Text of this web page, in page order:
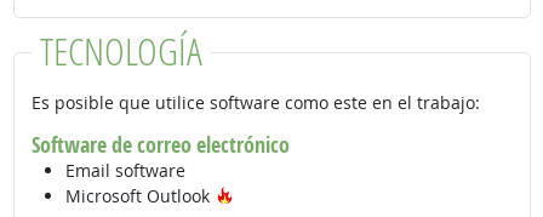
TECNOLOGÍA
Es posible que utilice software como este en el trabajo:
Software de correo electrónico
Email software
Microsoft Outlook